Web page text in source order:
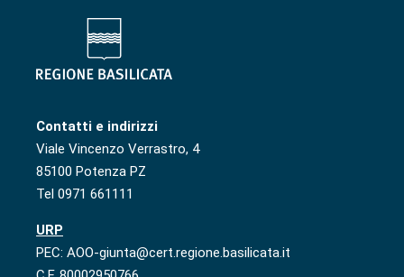
Contatti e indirizzi
Viale Vincenzo Verrastro, 4
85100 Potenza PZ
Tel 0971 661111
URP
PEC: AOO-giunta@cert.regione.basilicata.it